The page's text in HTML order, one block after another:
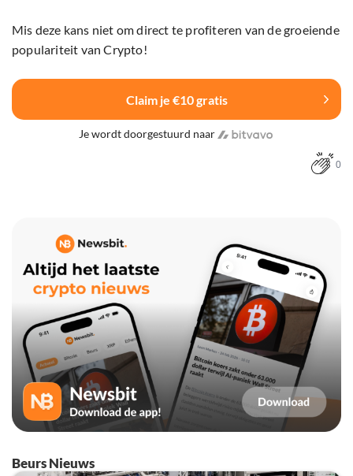
Mis deze kans niet om direct te profiteren van de groeiende
populariteit van Crypto!
Claim je €10 gratis
Je wordt doorgestuurd naar
0
Beurs Nieuws